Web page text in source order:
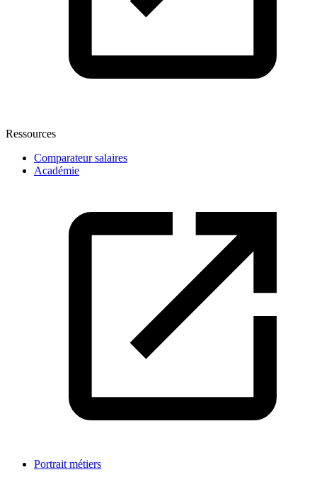
Ressources
Comparateur salaires
Académie
Portrait métiers